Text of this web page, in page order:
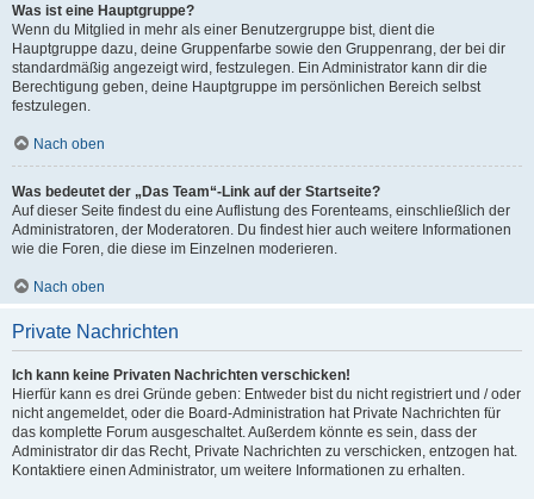
Was ist eine Hauptgruppe?
Wenn du Mitglied in mehr als einer Benutzergruppe bist, dient die
Hauptgruppe dazu, deine Gruppenfarbe sowie den Gruppenrang, der bei dir
standardmäßig angezeigt wird, festzulegen. Ein Administrator kann dir die
Berechtigung geben, deine Hauptgruppe im persönlichen Bereich selbst
festzulegen.
Nach oben
Was bedeutet der „Das Team“-Link auf der Startseite?
Auf dieser Seite findest du eine Auflistung des Forenteams, einschließlich der
Administratoren, der Moderatoren. Du findest hier auch weitere Informationen
wie die Foren, die diese im Einzelnen moderieren.
Nach oben
Private Nachrichten
Ich kann keine Privaten Nachrichten verschicken!
Hierfür kann es drei Gründe geben: Entweder bist du nicht registriert und / oder
nicht angemeldet, oder die Board-Administration hat Private Nachrichten für
das komplette Forum ausgeschaltet. Außerdem könnte es sein, dass der
Administrator dir das Recht, Private Nachrichten zu verschicken, entzogen hat.
Kontaktiere einen Administrator, um weitere Informationen zu erhalten.